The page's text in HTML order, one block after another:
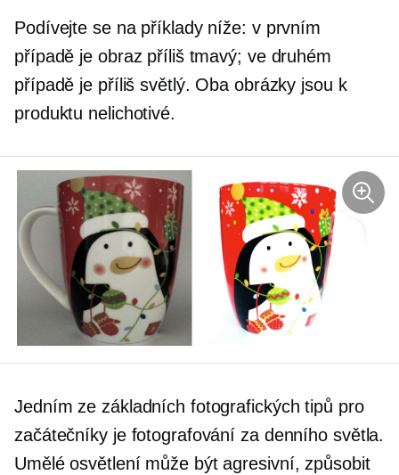
Podívejte se na příklady níže: v prvním
případě je obraz příliš tmavý; ve druhém
případě je příliš světlý. Oba obrázky jsou k
produktu nelichotivé.
Jedním ze základních fotografických tipů pro
začátečníky je fotografování za denního světla.
Umělé osvětlení může být agresivní, způsobit